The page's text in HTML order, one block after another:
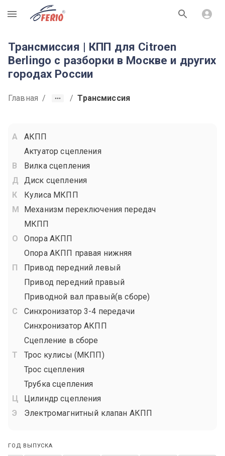
R
Трансмиссия | КПП для Citroen
Berlingo с разборки в Москве и других
городах России
Главная / / Трансмиссия
АКПП
Актуатор сцепления
Вилка сцепления
Диск сцепления
Кулиса МКПП
Механизм переключения передач
МКПП
Опора АКПП
Опора АКПП правая нижняя
Привод передний левый
Привод передний правый
Приводной вал правый(в сборе)
Синхронизатор 3-4 передачи
Синхронизатор АКПП
Сцепление в сборе
Трос кулисы (МКПП)
Трос сцепления
Трубка сцепления
Цилиндр сцепления
Электромагнитный клапан АКПП
ГОД ВЫПУСКА